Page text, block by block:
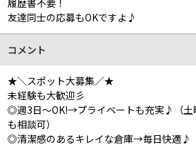
履歴書不要！
友達同士の応募もOKですよ♪
コメント
★＼スポット大募集／★
未経験も大歓迎彡
◎週3日～OK!→プライベートも充実♪（土
も相談可）
◎清潔感のあるキレイな倉庫→毎日快適♪